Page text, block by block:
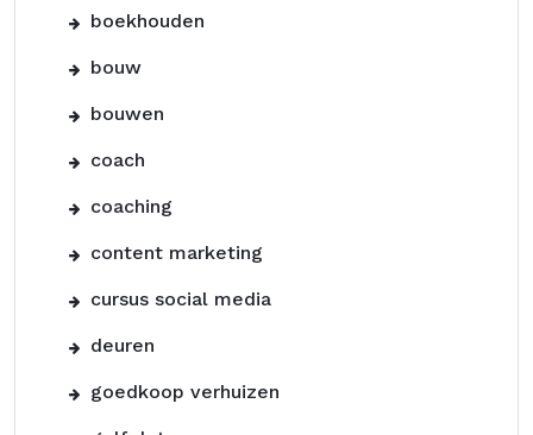
boekhouden
bouw
bouwen
coach
coaching
content marketing
cursus social media
deuren
goedkoop verhuizen